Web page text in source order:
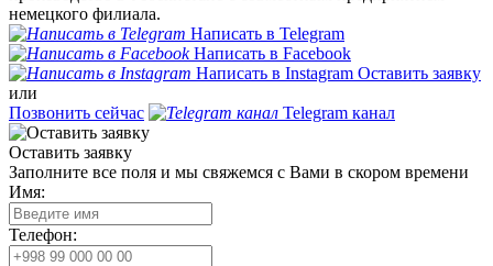
немецкого филиала.
Написать в Telegram
Написать в Facebook
Написать в Instagram Оставить заявку
или
Позвонить сейчас
Telegram канал
Оставить заявку
Заполните все поля и мы свяжемся с Вами в скором времени
Имя:
Телефон: